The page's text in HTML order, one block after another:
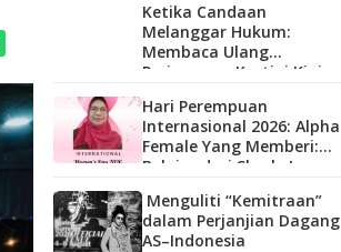
Maluku.
Ketika Candaan
Melanggar Hukum:
Membaca Ulang
Perjuangan Kartini Kini
Hari Perempuan
Internasional 2026: Alpha
Female Yang Memberi:
Belajar dari Sherly Laos
Menguliti “Kemitraan”
dalam Perjanjian Dagang
AS–Indonesia